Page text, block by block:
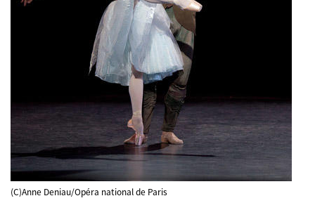
(C)Anne Deniau/Opéra national de Paris